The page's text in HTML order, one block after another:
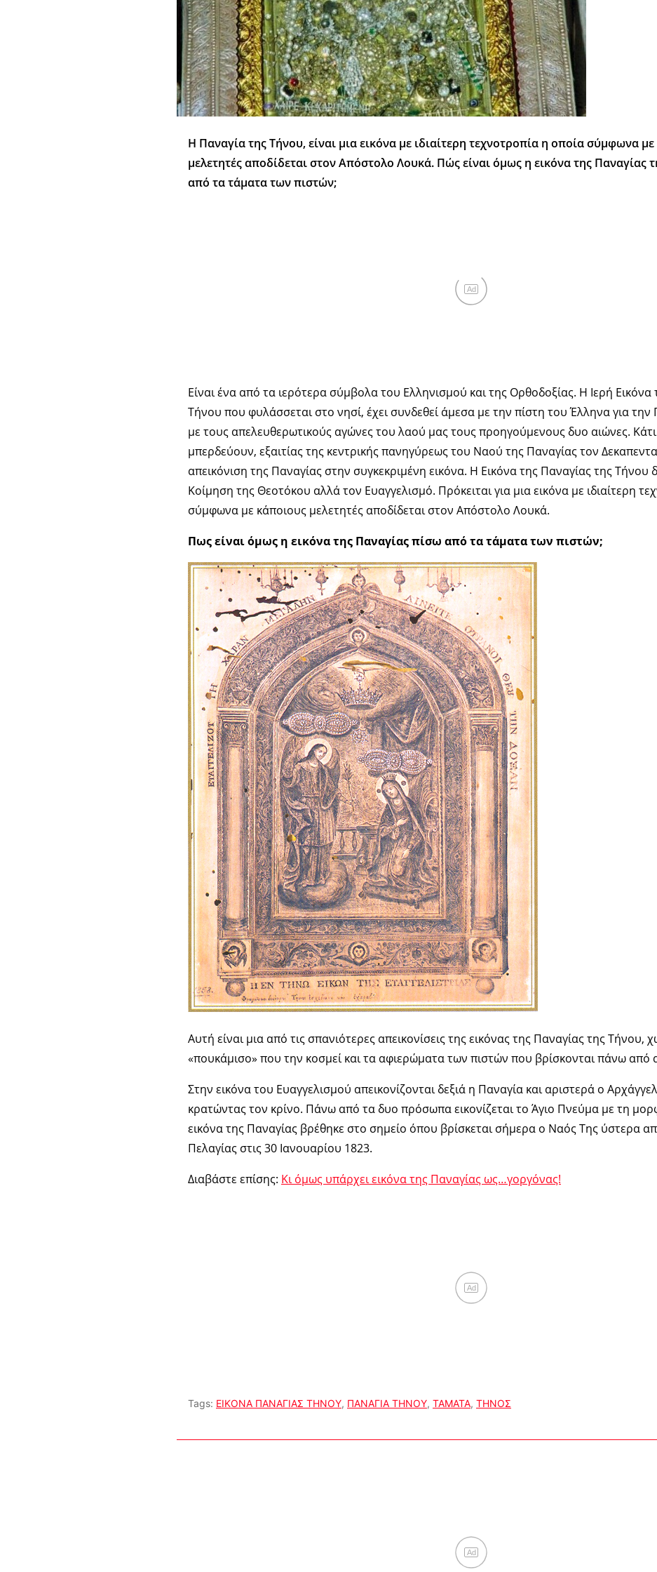
Η Παναγία της Τήνου, είναι μια εικόνα με ιδιαίτερη τεχνοτροπία η οποία σύμφωνα
μελετητές αποδίδεται στον Απόστολο Λουκά. Πώς είναι όμως η εικόνα της Παναγίας
από τα τάματα των πιστών;
Ad
Είναι ένα από τα ιερότερα σύμβολα του Ελληνισμού και της Ορθοδοξίας. Η Ιερή Εικόνα
Τήνου που φυλάσσεται στο νησί, έχει συνδεθεί άμεσα με την πίστη του Έλληνα για την
με τους απελευθερωτικούς αγώνες του λαού μας τους προηγούμενους δυο αιώνες.
μπερδεύουν, εξαιτίας της κεντρικής πανηγύρεως του Ναού της Παναγίας τον
απεικόνιση της Παναγίας στην συγκεκριμένη εικόνα. Η Εικόνα της Παναγίας της Τήνου
Κοίμηση της Θεοτόκου αλλά τον Ευαγγελισμό. Πρόκειται για μια εικόνα με ιδιαίτερη
σύμφωνα με κάποιους μελετητές αποδίδεται στον Απόστολο Λουκά.
Πως είναι όμως η εικόνα της Παναγίας πίσω από τα τάματα των πιστών;
Αυτή είναι μια από τις σπανιότερες απεικονίσεις της εικόνας της Παναγίας της Τήνου,
«πουκάμισο» που την κοσμεί και τα αφιερώματα των πιστών που βρίσκονται πάνω από
Στην εικόνα του Ευαγγελισμού απεικονίζονται δεξιά η Παναγία και αριστερά ο
κρατώντας τον κρίνο. Πάνω από τα δυο πρόσωπα εικονίζεται το Άγιο Πνεύμα με τη
εικόνα της Παναγίας βρέθηκε στο σημείο όπου βρίσκεται σήμερα ο Ναός Της ύστερα
Πελαγίας στις 30 Ιανουαρίου 1823.
Διαβάστε επίσης: Κι όμως υπάρχει εικόνα της Παναγίας ως…γοργόνας!
Ad
Tags: ΕΙΚΟΝΑ ΠΑΝΑΓΙΑΣ ΤΗΝΟΥ, ΠΑΝΑΓΙΑ ΤΗΝΟΥ, ΤΑΜΑΤΑ, ΤΗΝΟΣ
Ad